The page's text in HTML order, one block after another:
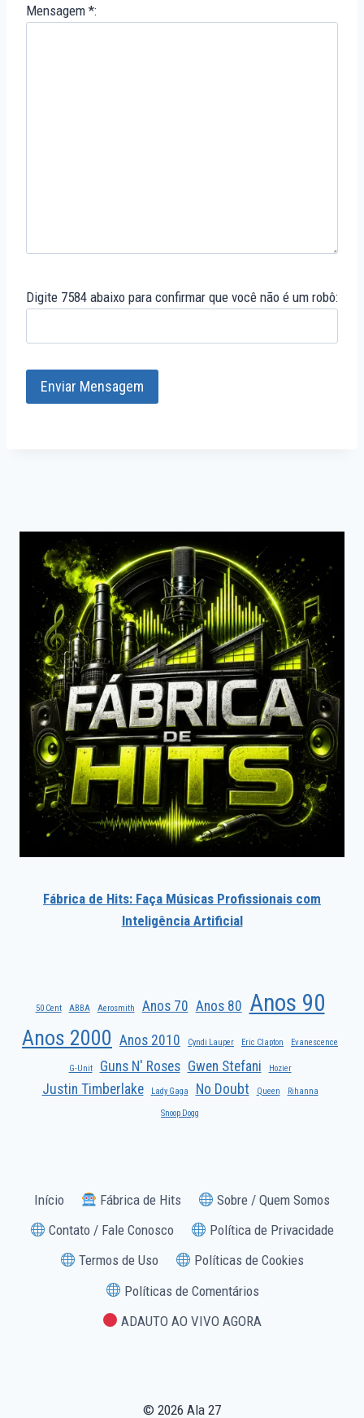
Mensagem *:
Digite 7584 abaixo para confirmar que você não é um robô:
Fábrica de Hits: Faça Músicas Profissionais com
Inteligência Artificial
50 Cent ABBA Aerosmith Anos 70 Anos 80 Anos 90
Anos 2000 Anos 2010 Cyndi Lauper Eric Clapton Evanescence
G-Unit Guns N' Roses Gwen Stefani Hozier
Justin Timberlake Lady Gaga No Doubt Queen Rihanna
Snoop Dogg
Início Fábrica de Hits
Sobre / Quem Somos
Contato / Fale Conosco
Política de Privacidade
Termos de Uso
Políticas de Cookies
Políticas de Comentários
ADAUTO AO VIVO AGORA
© 2026 Ala 27